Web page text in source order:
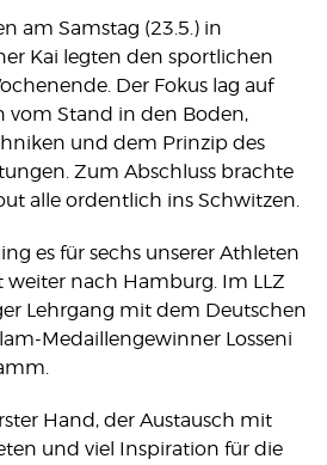
am Samstag (23.5.) in
Kai legten den sportlichen
Der Fokus lag auf
vom Stand in den Boden,
und dem Prinzip des
Zum Abschluss brachte
alle ordentlich ins Schwitzen.
es für sechs unserer Athleten
weiter nach Hamburg. Im LLZ
Lehrgang mit dem Deutschen
Medaillengewinner Losseni
Hand, der Austausch mit
und viel Inspiration für die